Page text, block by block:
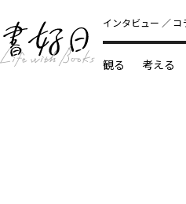
インタビュー コ
観る 考える